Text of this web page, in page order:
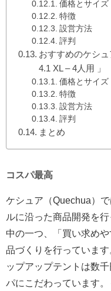
価格とサイズ
特徴
設営方法
評判
おすすめのケシ
4.1 XL – 4人用 」
価格とサイズ
特徴
設営方法
評判
まとめ
コスパ最高
ケシュア（Quechua）
ルに沿った商品開発を
中の一つ、「買い求め
品づくりを行っていま
ップアップテントは数
パにこだわっています